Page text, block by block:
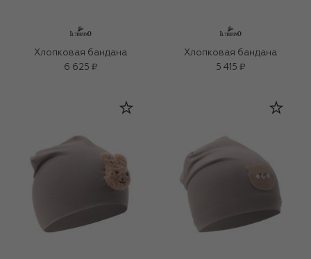
Хлопковая бандана
6 625 ₽
Хлопковая бандана
5 415 ₽